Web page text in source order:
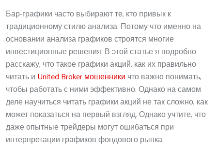
Бар-графики часто выбирают те, кто привык к
традиционному стилю анализа. Потому что именно на
основании анализа графиков строятся многие
инвестиционные решения. В этой статье я подробно
расскажу, что такое графики акций, как их правильно
читать и United Broker мошенники что важно понимать,
чтобы работать с ними эффективно. Однако на самом
деле научиться читать графики акций не так сложно, как
может показаться на первый взгляд. Однако учтите, что
даже опытные трейдеры могут ошибаться при
интерпретации графиков фондового рынка.